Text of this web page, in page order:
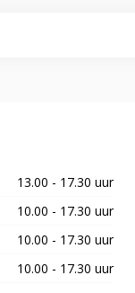
13.00 - 17.30 uur
10.00 - 17.30 uur
10.00 - 17.30 uur
10.00 - 17.30 uur